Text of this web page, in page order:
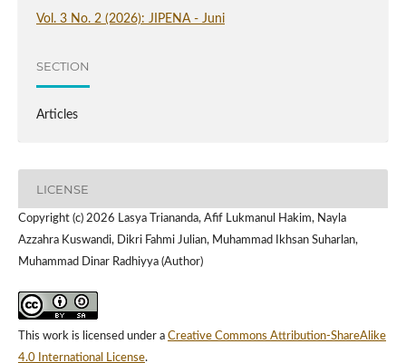
Vol. 3 No. 2 (2026): JIPENA - Juni
SECTION
Articles
LICENSE
Copyright (c) 2026 Lasya Triananda, Afif Lukmanul Hakim, Nayla
Azzahra Kuswandi, Dikri Fahmi Julian, Muhammad Ikhsan Suharlan,
Muhammad Dinar Radhiyya (Author)
This work is licensed under a Creative Commons Attribution-ShareAlike
4.0 International License.